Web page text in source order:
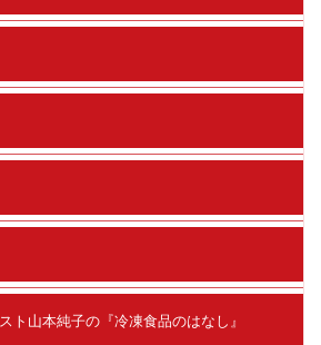
ト山本純子の『冷凍食品のはなし』